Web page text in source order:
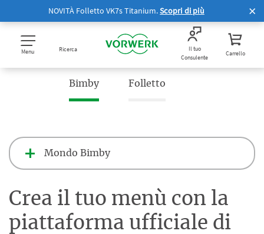
NOVITÀ Folletto VK7s Titanium.Scopri di più
Menu Ricerca
Il tuo
Consulente
Carrello
Bimby Folletto
Mondo Bimby
Crea il tuo menù con la
piattaforma ufficiale di